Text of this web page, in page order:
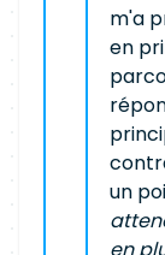
m'a
en
un